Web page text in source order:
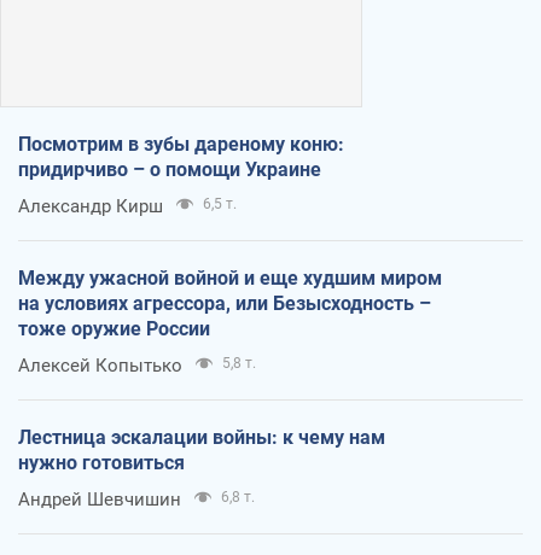
Посмотрим в зубы дареному коню:
придирчиво – о помощи Украине
Александр Кирш 6,5 т.
Между ужасной войной и еще худшим миром
на условиях агрессора, или Безысходность –
тоже оружие России
Алексей Копытько 5,8 т.
Лестница эскалации войны: к чему нам
нужно готовиться
Андрей Шевчишин 6,8 т.